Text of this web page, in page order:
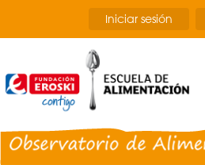
contenido
Iniciar sesión